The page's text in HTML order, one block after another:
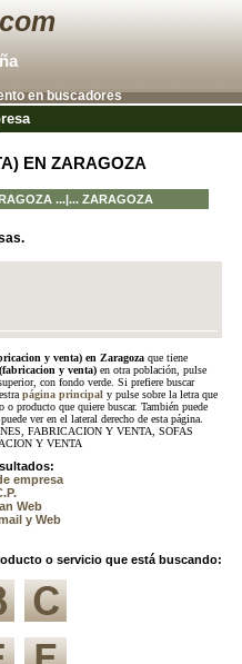
en buscadores
EN ZARAGOZA
...|... ZARAGOZA
y venta) en Zaragozaque tiene
y venta)en otra población, pulse
con fondo verde. Si prefiere buscar
página principal y pulse sobre la letra que
producto que quiere buscar. También puede
ver en el lateral derecho de esta página.
FABRICACION Y VENTA, SOFAS
Y VENTA
empresa
Web
y Web
o servicio que está buscando: